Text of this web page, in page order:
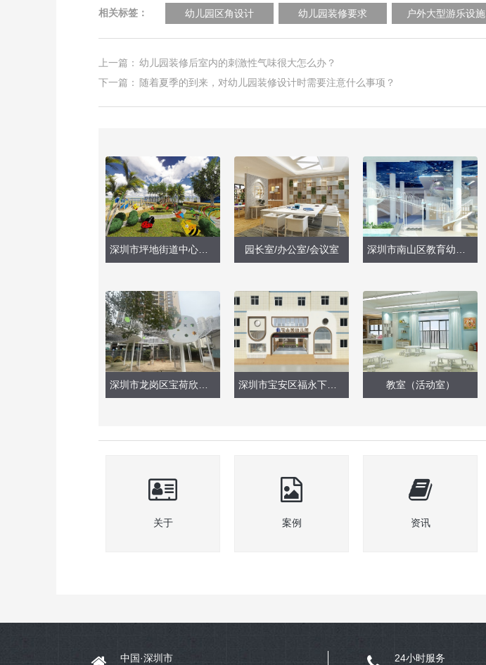
相关标签： 幼儿园区角设计 幼儿园装修要求 户外大型游乐设施
上一篇： 幼儿园装修后室内的刺激性气味很大怎么办？
下一篇：
随着夏季的到来，对幼儿园装修设计时需要注意什么事项？
深圳市坪地街道中心幼儿园 园长室/办公室/会议室 深圳市南山区教育幼儿园（深圳湾分部）—大型玩具
教室（活动室）
关于 案例 资讯
中国·深圳市 24小时服务